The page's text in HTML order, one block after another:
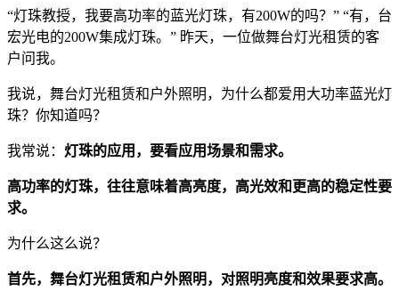
“灯珠教授，我要高功率的蓝光灯珠，有200W的吗？” “有，台
宏光电的200W集成灯珠。” 昨天，一位做舞台灯光租赁的客
户问我。
我说，舞台灯光租赁和户外照明，为什么都爱用大功率蓝光灯
珠？你知道吗？
我常说： 灯珠的应用，要看应用场景和需求。
高功率的灯珠，往往意味着高亮度，高光效和更高的稳定性要
求。
为什么这么说？
首先，舞台灯光租赁和户外照明，对照明亮度和效果要求高。